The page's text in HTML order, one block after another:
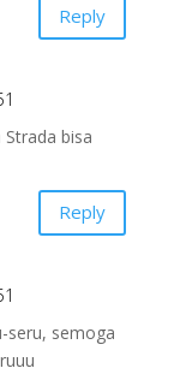
Reply
bisa
Reply
seru, semoga